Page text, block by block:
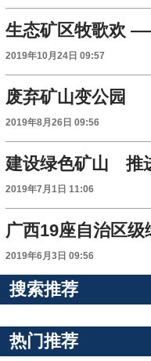
2019年10月24日 09:57
废弃矿山变公园
2019年8月26日 09:56
建设绿色矿山 推
2019年7月1日 11:06
广西19座自治区
2019年6月3日 09:56
搜索推荐
热门推荐